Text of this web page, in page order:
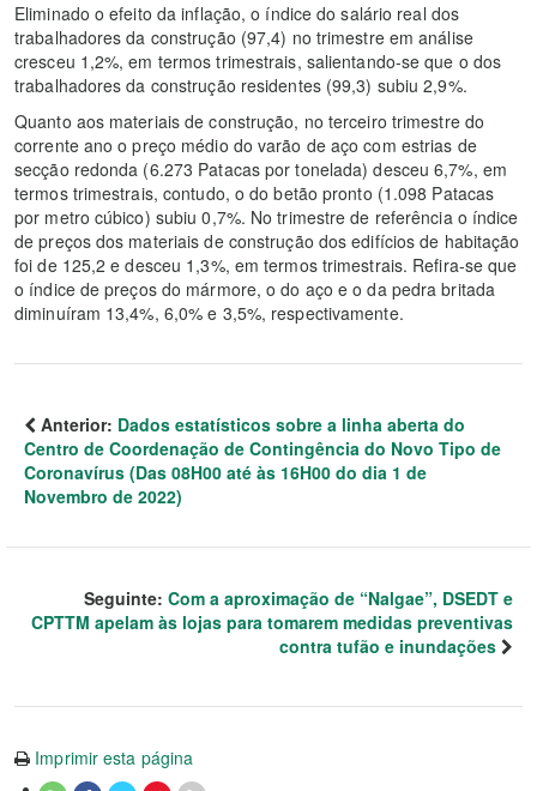
Eliminado o efeito da inflação, o índice do salário real dos
trabalhadores da construção (97,4) no trimestre em análise
cresceu 1,2%, em termos trimestrais, salientando-se que o dos
trabalhadores da construção residentes (99,3) subiu 2,9%.
Quanto aos materiais de construção, no terceiro trimestre do
corrente ano o preço médio do varão de aço com estrias de
secção redonda (6.273 Patacas por tonelada) desceu 6,7%, em
termos trimestrais, contudo, o do betão pronto (1.098 Patacas
por metro cúbico) subiu 0,7%. No trimestre de referência o índice
de preços dos materiais de construção dos edifícios de habitação
foi de 125,2 e desceu 1,3%, em termos trimestrais. Refira-se que
o índice de preços do mármore, o do aço e o da pedra britada
diminuíram 13,4%, 6,0% e 3,5%, respectivamente.
Anterior: Dados estatísticos sobre a linha aberta do
Centro de Coordenação de Contingência do Novo Tipo de
Coronavírus (Das 08H00 até às 16H00 do dia 1 de
Novembro de 2022)
Seguinte: Com a aproximação de “Nalgae”, DSEDT e
CPTTM apelam às lojas para tomarem medidas preventivas
contra tufão e inundações
Imprimir esta página